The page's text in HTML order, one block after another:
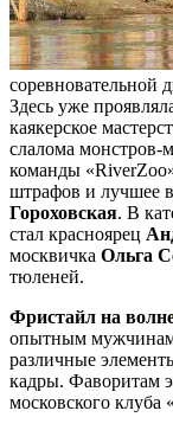
соревновательной
Здесь уже
каякерское
слалома монстров-
команды
штрафов и лучшее
Гороховская. В
стал красноярец
москвичка Ольга
тюленей.
Фристайл на
опытным
различные
кадры. Фаворитам
московского клуба